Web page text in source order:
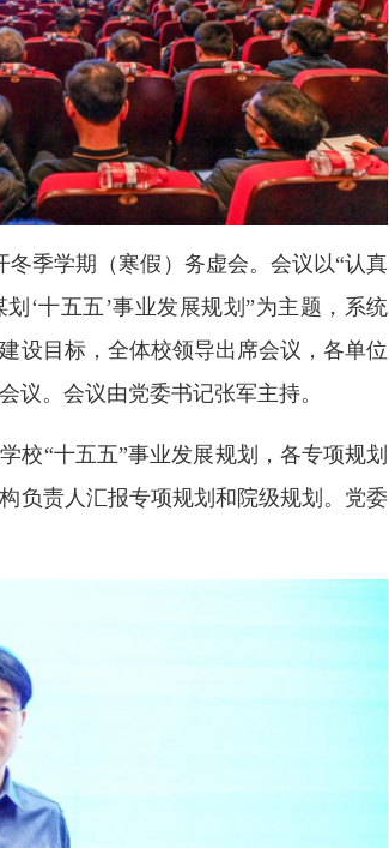
冬季学期（寒假）务虚会。会议以“认真
‘十五五’事业发展规划”为主题，系统
设目标，全体校领导出席会议，各单位
议。会议由党委书记张军主持。
校“十五五”事业发展规划，各专项规划
负责人汇报专项规划和院级规划。党委